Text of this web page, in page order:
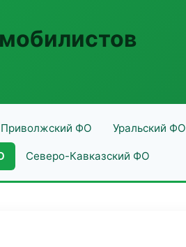
Приволжский ФО Уральский ФО
Северо-Кавказский ФО